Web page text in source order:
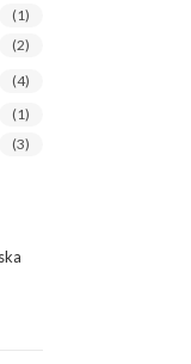
(1)
(2)
(4)
(1)
(3)